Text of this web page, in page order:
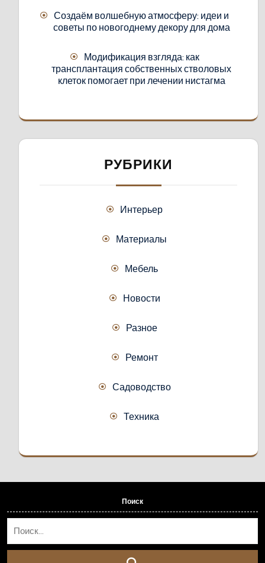
Создаём волшебную атмосферу: идеи и
советы по новогоднему декору для дома
Модификация взгляда: как
трансплантация собственных стволовых
клеток помогает при лечении нистагма
РУБРИКИ
Интерьер
Материалы
Мебель
Новости
Разное
Ремонт
Садоводство
Техника
Поиск